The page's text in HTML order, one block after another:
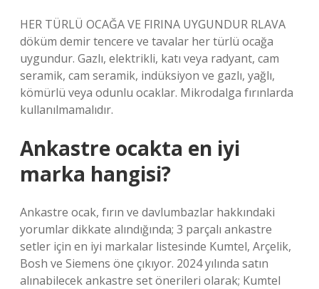
HER TÜRLÜ OCAĞA VE FIRINA UYGUNDUR RLAVA
döküm demir tencere ve tavalar her türlü ocağa
uygundur. Gazlı, elektrikli, katı veya radyant, cam
seramik, cam seramik, indüksiyon ve gazlı, yağlı,
kömürlü veya odunlu ocaklar. Mikrodalga fırınlarda
kullanılmamalıdır.
Ankastre ocakta en iyi
marka hangisi?
Ankastre ocak, fırın ve davlumbazlar hakkındaki
yorumlar dikkate alındığında; 3 parçalı ankastre
setler için en iyi markalar listesinde Kumtel, Arçelik,
Bosh ve Siemens öne çıkıyor. 2024 yılında satın
alınabilecek ankastre set önerileri olarak; Kumtel